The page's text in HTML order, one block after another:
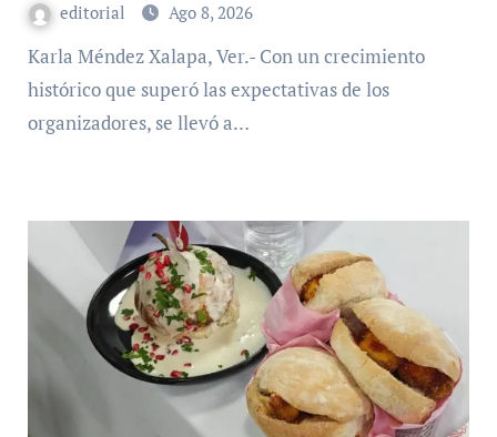
editorial Ago 8, 2026
Karla Méndez Xalapa, Ver.- Con un crecimiento
histórico que superó las expectativas de los
organizadores, se llevó a…